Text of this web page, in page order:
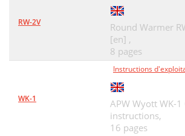
RW-2V
Round Warmer
[en] ,
8 pages
WK-1
Instructions
APW Wyott WK-
instructions,
16 pages